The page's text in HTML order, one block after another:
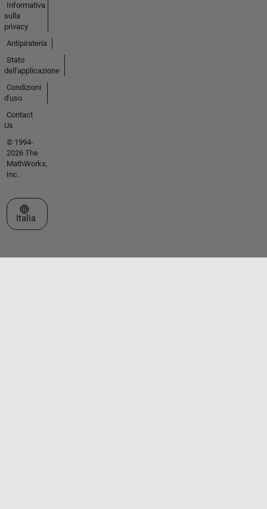
Informativa
sulla
privacy
Antipirateria
Stato
dell'applicazione
Condizioni
d'uso
Contact
Us
© 1994-
2026 The
MathWorks,
Inc.
Seleziona un sito web
Italia